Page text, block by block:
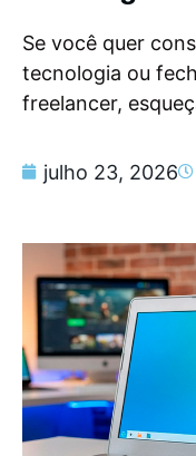
Se você quer
tecnologia ou
freelancer,
julho 23, 2026